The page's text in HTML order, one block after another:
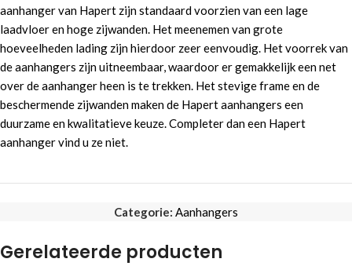
aanhanger van Hapert zijn standaard voorzien van een lage
laadvloer en hoge zijwanden. Het meenemen van grote
hoeveelheden lading zijn hierdoor zeer eenvoudig. Het voorrek van
de aanhangers zijn uitneembaar, waardoor er gemakkelijk een net
over de aanhanger heen is te trekken. Het stevige frame en de
beschermende zijwanden maken de Hapert aanhangers een
duurzame en kwalitatieve keuze. Completer dan een Hapert
aanhanger vind u ze niet.
Categorie: Aanhangers
Gerelateerde producten